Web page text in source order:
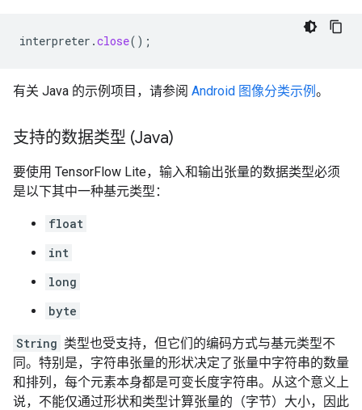
interpreter .close();
有关 Java 的示例项目，请参阅 Android 图像分类示例 。
支持的数据类型 (Java)
要使用 TensorFlow Lite，输入和输出张量的数据类型必须
是以下其中一种基元类型：
float
int
long
byte
String 类型也受支持，但它们的编码方式与基元类型不
同。特别是，字符串张量的形状决定了张量中字符串的数量
和排列，每个元素本身都是可变长度字符串。从这个意义上
说，不能仅通过形状和类型计算张量的（字节）大小，因此